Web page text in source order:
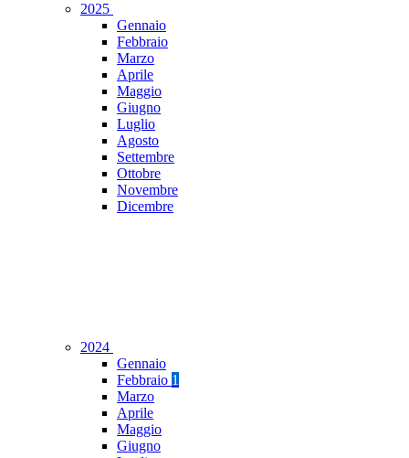
2025
Gennaio
Febbraio
Marzo
Aprile
Maggio
Giugno
Luglio
Agosto
Settembre
Ottobre
Novembre
Dicembre
2024
Gennaio
Febbraio 1
Marzo
Aprile
Maggio
Giugno